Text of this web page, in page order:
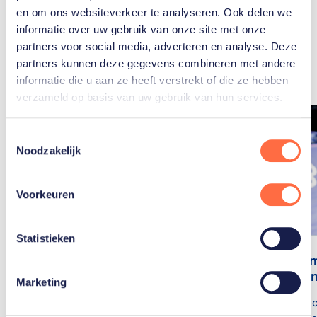
en om ons websiteverkeer te analyseren. Ook delen we
informatie over uw gebruik van onze site met onze
partners voor social media, adverteren en analyse. Deze
partners kunnen deze gegevens combineren met andere
informatie die u aan ze heeft verstrekt of die ze hebben
verzameld op basis van uw gebruik van hun services.
Noodzakelijk
Voorkeuren
Statistieken
Marketing
Gerelateerde
artikelen
Toon alle
TeamNL
BMX'ers
BMX-